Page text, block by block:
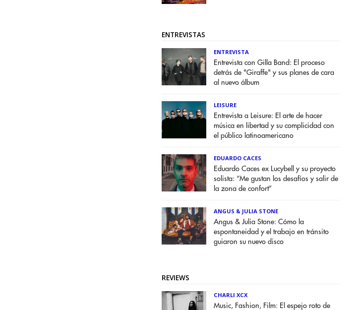
ENTREVISTAS
ENTREVISTA
Entrevista con Gilla Band: El proceso
detrás de "Giraffe" y sus planes de cara
al nuevo álbum
LEISURE
Entrevista a Leisure: El arte de hacer
música en libertad y su complicidad con
el público latinoamericano
EDUARDO CACES
Eduardo Caces ex Lucybell y su proyecto
solista: “Me gustan los desafíos y salir de
la zona de confort”
ANGUS & JULIA STONE
Angus & Julia Stone: Cómo la
espontaneidad y el trabajo en tránsito
guiaron su nuevo disco
REVIEWS
CHARLI XCX
Music, Fashion, Film: El espejo roto de